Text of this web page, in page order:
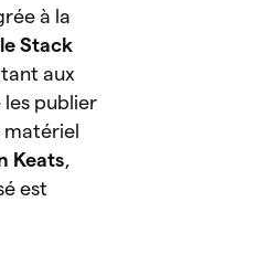
à la
Stack
aux
publier
Keats,
est